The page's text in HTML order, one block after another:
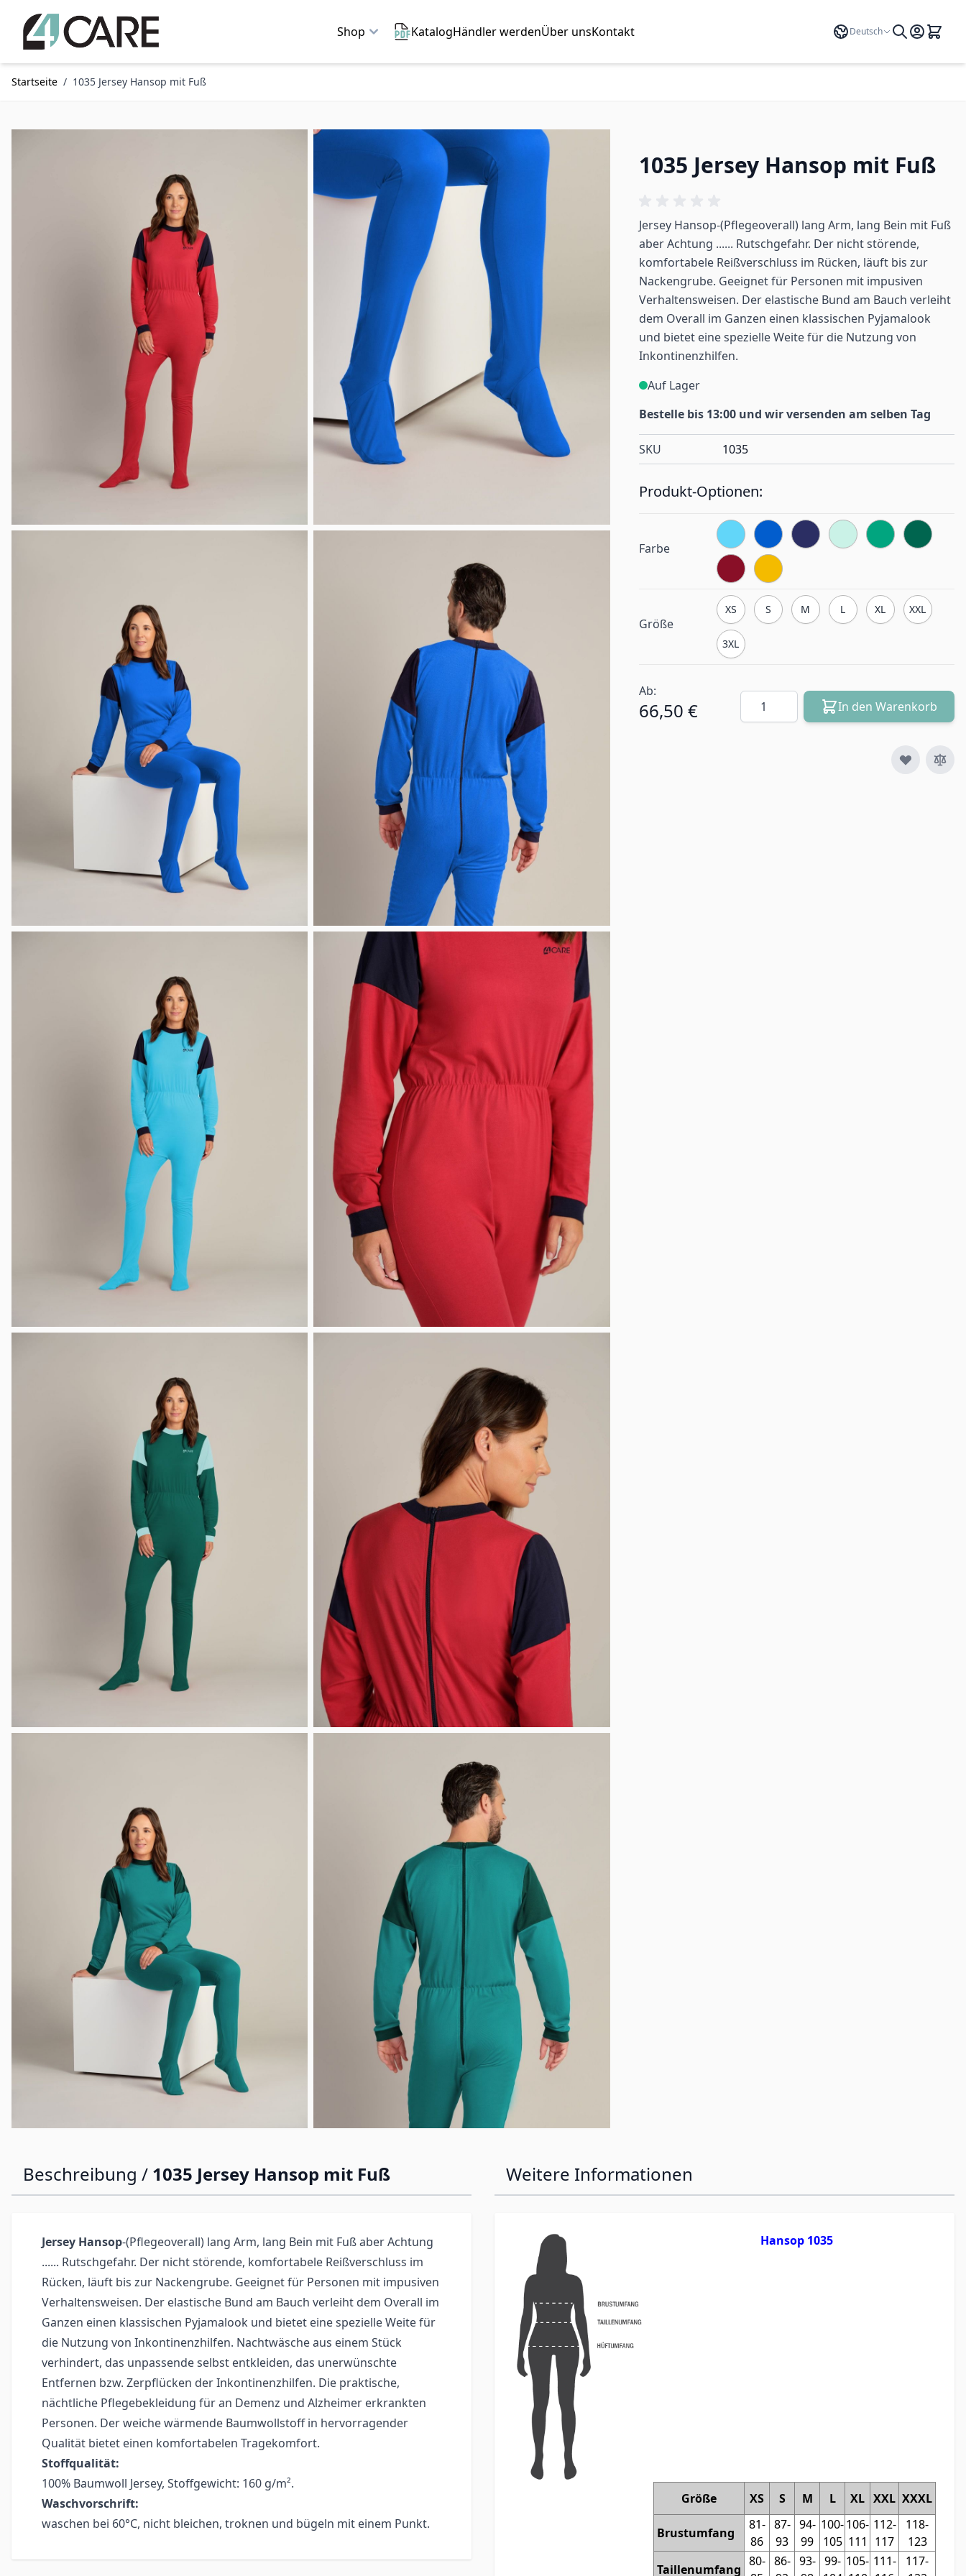
Shop
KatalogHändler werdenÜber unsKontakt Sprache
Deutsch
Startseite / 1035 Jersey Hansop mit Fuß
1035 Jersey Hansop mit Fuß
Jersey Hansop-(Pflegeoverall) lang Arm, lang Bein mit Fuß
aber Achtung ...... Rutschgefahr. Der nicht störende,
komfortabele Reißverschluss im Rücken, läuft bis zur
Nackengrube. Geeignet für Personen mit impusiven
Verhaltensweisen. Der elastische Bund am Bauch verleiht
dem Overall im Ganzen einen klassischen Pyjamalook
und bietet eine spezielle Weite für die Nutzung von
Inkontinenzhilfen.
Auf Lager
Bestelle bis 13:00 und wir versenden am selben Tag
SKU 1035
Produkt-Optionen:
Farbe
Größe
XS S M L XL XXL
3XL
Ab:
66,50 € Menge In den Warenkorb
Beschreibung / 1035 Jersey Hansop mit Fuß
Jersey Hansop-(Pflegeoverall) lang Arm, lang Bein mit Fuß aber Achtung
...... Rutschgefahr. Der nicht störende, komfortabele Reißverschluss im
Rücken, läuft bis zur Nackengrube. Geeignet für Personen mit impusiven
Verhaltensweisen. Der elastische Bund am Bauch verleiht dem Overall im
Ganzen einen klassischen Pyjamalook und bietet eine spezielle Weite für
die Nutzung von Inkontinenzhilfen. Nachtwäsche aus einem Stück
verhindert, das unpassende selbst entkleiden, das unerwünschte
Entfernen bzw. Zerpflücken der Inkontinenzhilfen. Die praktische,
nächtliche Pflegebekleidung für an Demenz und Alzheimer erkrankten
Personen. Der weiche wärmende Baumwollstoff in hervorragender
Qualität bietet einen komfortabelen Tragekomfort.
Stoffqualität:
100% Baumwoll Jersey, Stoffgewicht: 160 g/m².
Waschvorschrift:
waschen bei 60°C, nicht bleichen, troknen und bügeln mit einem Punkt.
Weitere Informationen
Hansop 1035
Größe XS S M L XL XXL XXXL
Brustumfang
81-
86
87-
93
94-
99
100-
105
106-
111
112-
117
118-
123
Taillenumfang
80- 86- 93- 99- 105- 111-
117-